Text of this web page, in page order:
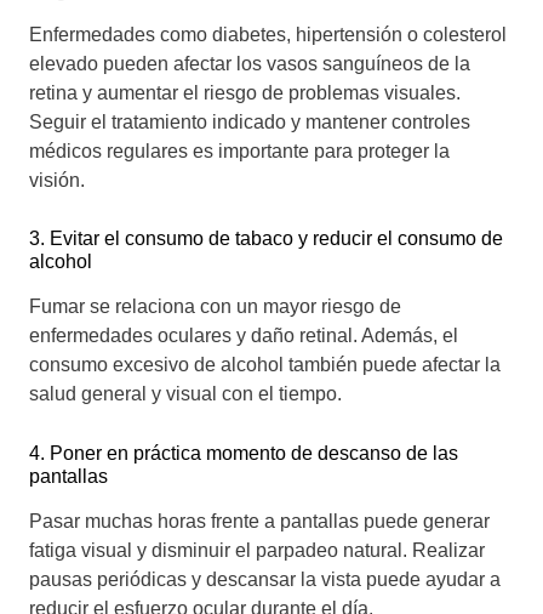
Enfermedades como diabetes, hipertensión o colesterol
elevado pueden afectar los vasos sanguíneos de la
retina y aumentar el riesgo de problemas visuales.
Seguir el tratamiento indicado y mantener controles
médicos regulares es importante para proteger la
visión.
3. Evitar el consumo de tabaco y reducir el consumo de
alcohol
Fumar se relaciona con un mayor riesgo de
enfermedades oculares y daño retinal. Además, el
consumo excesivo de alcohol también puede afectar la
salud general y visual con el tiempo.
4. Poner en práctica momento de descanso de las
pantallas
Pasar muchas horas frente a pantallas puede generar
fatiga visual y disminuir el parpadeo natural. Realizar
pausas periódicas y descansar la vista puede ayudar a
reducir el esfuerzo ocular durante el día.